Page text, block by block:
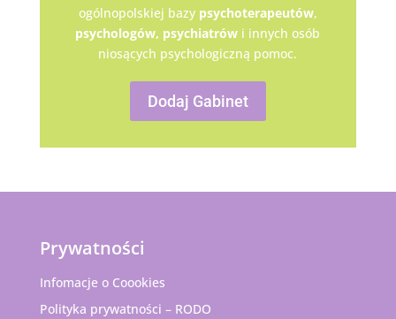
ogólnopolskiej bazy psychoterapeutów,
psychologów, psychiatrów i innych osób
niosących psychologiczną pomoc.
Dodaj Gabinet
Prywatności
Infomacje o Coookies
Polityka prywatności – RODO